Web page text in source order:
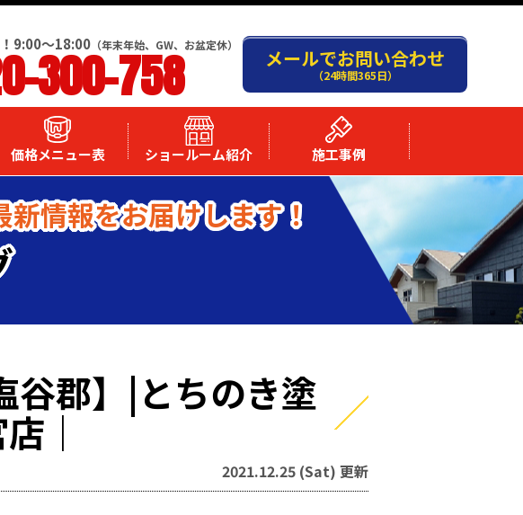
9:00～18:00 （年末年始、GW、お盆定休）
300-758 メールでお問い合わせ
（24時間365日）
価格メニュー表 ショールーム紹介 施工事例
情報をお届けします！
谷郡】|とちのき塗
｜
2021.12.25 (Sat) 更新